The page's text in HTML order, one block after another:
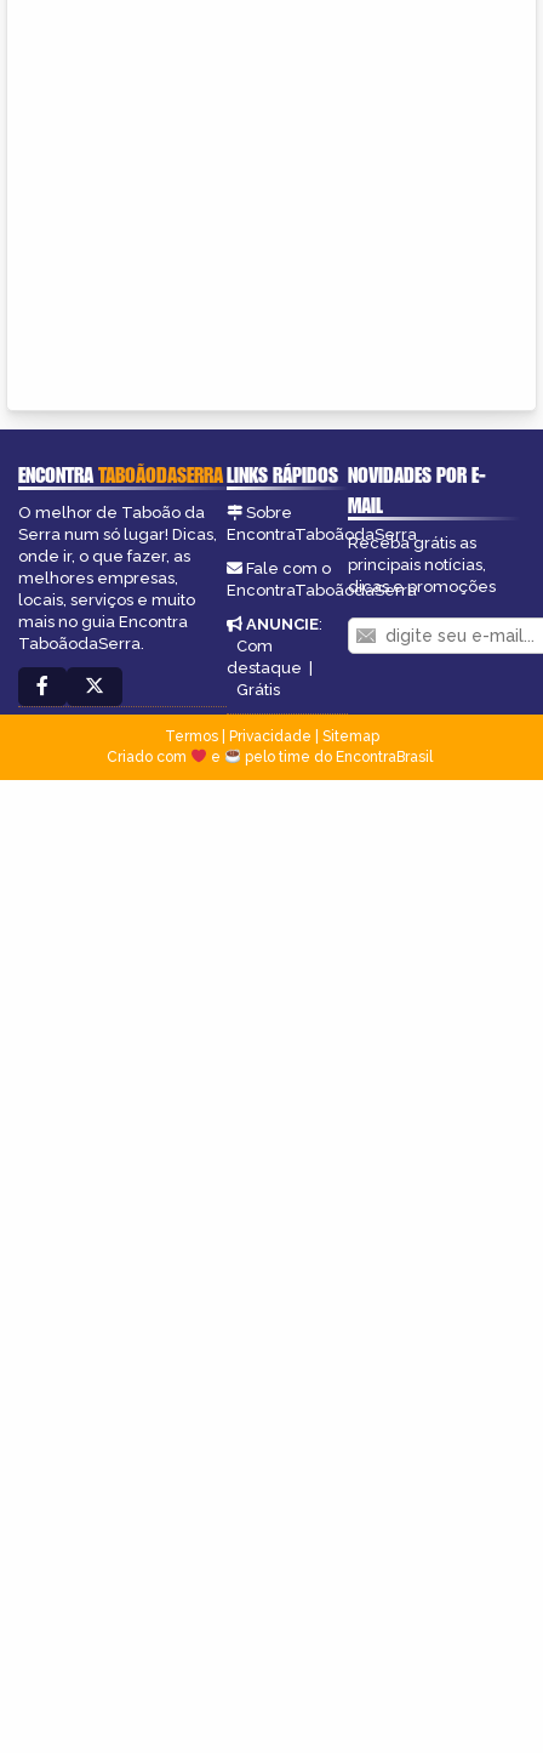
ENCONTRATABOÃODASERRA
O melhor de Taboão da
Serra num só lugar! Dicas,
onde ir, o que fazer, as
melhores empresas,
locais, serviços e muito
mais no guia Encontra
TaboãodaSerra.
LINKS RÁPIDOS
Sobre
EncontraTaboãodaSerra
Fale com o
EncontraTaboãodaSerra
ANUNCIE:
Com
destaque |
Grátis
NOVIDADES POR E-
MAIL
Receba grátis as
principais notícias,
dicas e promoções
Termos| Privacidade
Sitemap
Criado com
e pelo time do EncontraBrasil